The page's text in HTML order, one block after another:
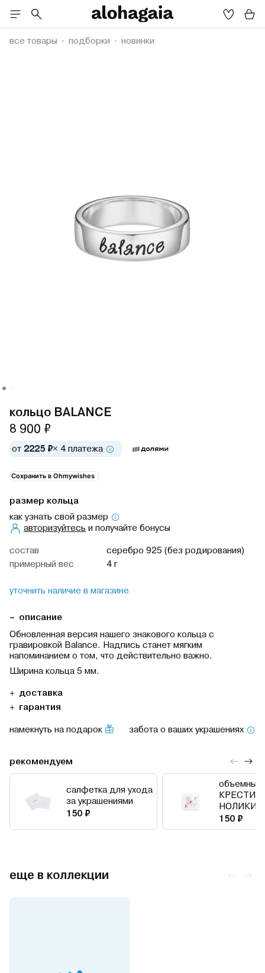
все товары подборки новинки
кольцо BALANCE
8 900 ₽
от 2225 ₽× 4 платежа
Сохранить в Ohmywishes
размер кольца
как узнать свой размер
авторизуйтесьи получайте бонусы
cостав
серебро 925 (без родирования)
примерный вес
4 г
уточнить наличие в магазине
описание
Обновленная версия нашего знакового кольца с
гравировкой Balance. Надпись станет мягким
напоминанием о том, что действительно важно.
Ширина кольца 5 мм.
доставка
гарантия
намекнуть на подарок
забота о ваших украшениях
рекомендуем
салфетка для ухода
за украшениями
150 ₽
объемный
НОЛИКИ
150 ₽
еще в коллекции